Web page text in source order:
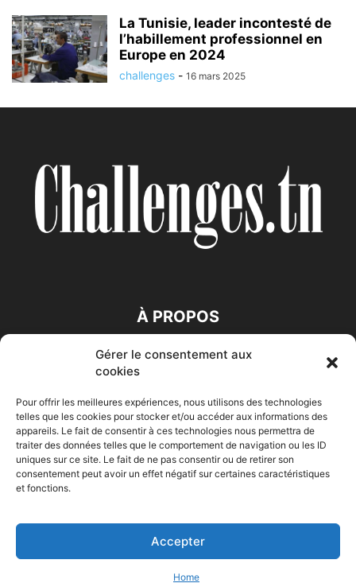
Gérer le consentement aux
cookies
Pour offrir les meilleures expériences, nous utilisons des technologies
telles que les cookies pour stocker et/ou accéder aux informations des
appareils. Le fait de consentir à ces technologies nous permettra de
traiter des données telles que le comportement de navigation ou les ID
uniques sur ce site. Le fait de ne pas consentir ou de retirer son
consentement peut avoir un effet négatif sur certaines caractéristiques
et fonctions.
Accepter
Home
La Tunisie, leader incontesté de
l’habillement professionnel en
Europe en 2024
challenges - 16 mars 2025
À PROPOS
SUIVEZ NOUS
Accueil Economie Entreprises Entrepreneur Afrique
HIGH-TECH Auto-Moto
© Challenges.tn By AAKOM.DIGITAL